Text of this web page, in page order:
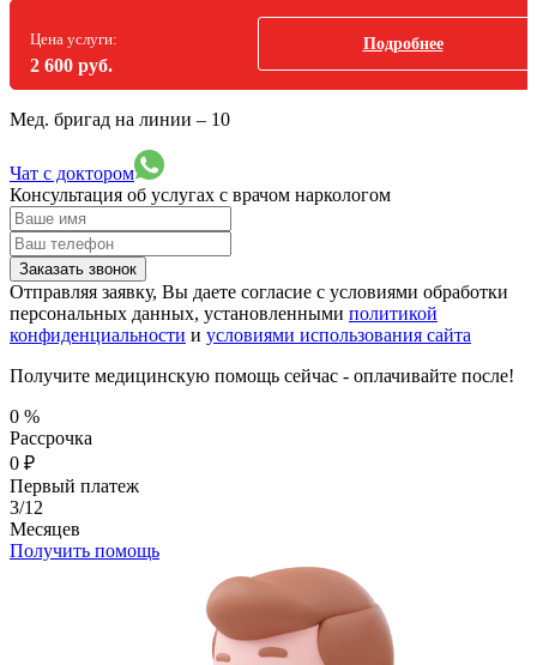
Цена услуги:
2 600 руб.
Подробнее
Мед. бригад на линии – 10
Чат с доктором
Консультация об услугах с врачом наркологом
Заказать звонок
Отправляя заявку, Вы даете согласие с условиями обработки
персональных данных, установленными политикой
конфиденциальности и условиями использования сайта
Получите медицинскую помощь сейчас - оплачивайте после!
0 %
Рассрочка
0 ₽
Первый платеж
3/12
Месяцев
Получить помощь